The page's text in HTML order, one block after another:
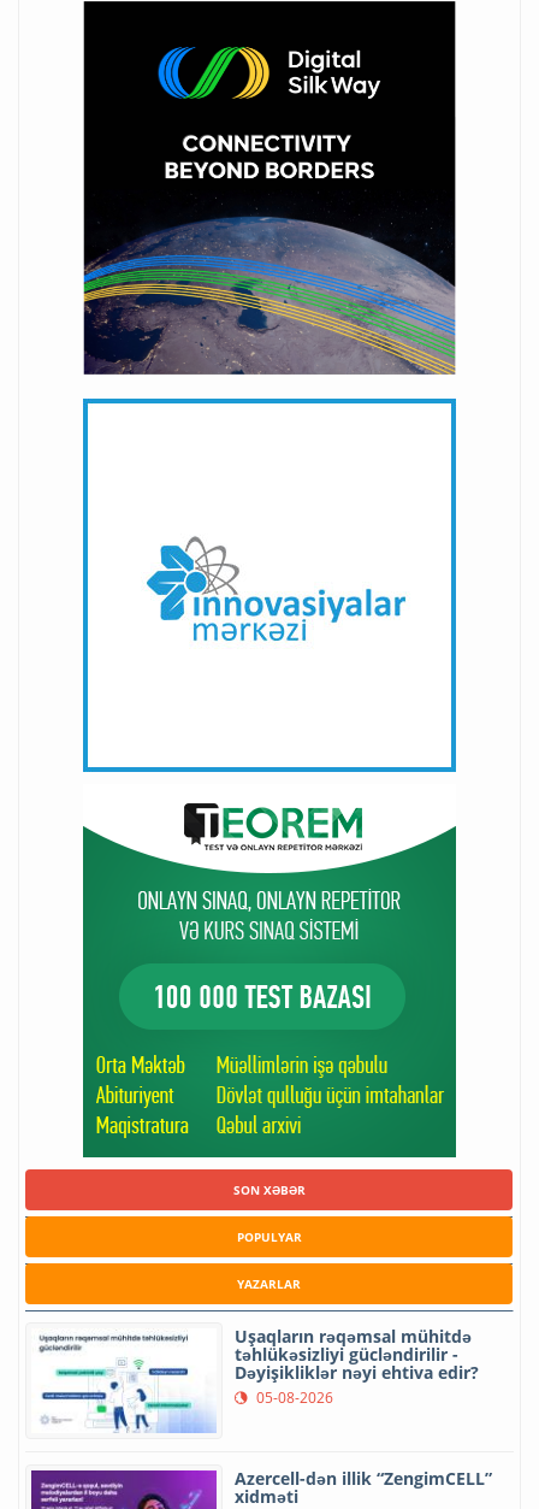
SON XƏBƏR
POPULYAR
YAZARLAR
Uşaqların rəqəmsal mühitdə
təhlükəsizliyi gücləndirilir -
Dəyişikliklər nəyi ehtiva edir?
05-08-2026
Azercell-dən illik “ZengimCELL”
xidməti